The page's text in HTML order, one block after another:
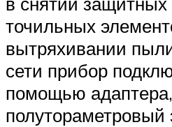
точильных
вытряхивании
сети прибор
помощью
полутораметровый